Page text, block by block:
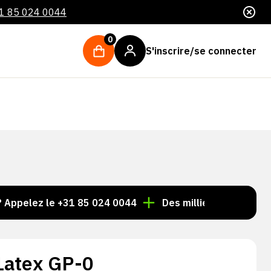
85 024 0044
0
S'inscrire/se connecter
le +31 85 024 0044 Des milliers d'articles toujours
GP-0